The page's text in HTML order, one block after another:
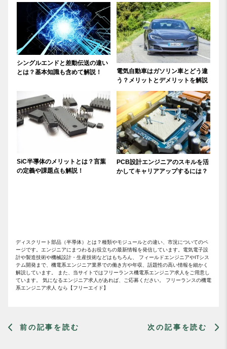
シングルエンドと差動伝送の違い
とは？基本知識も含めて解説！
電気自動車はガソリン車とどう違
う？メリットとデメリットを解説
SiC半導体のメリットとは？言葉
の定義や課題点も解説！
PCB設計エンジニアのスキルを活
かしてキャリアアップするには？
ディスクリート部品（半導体）とは？種類やモジュールとの違い、市況についてのペ
ージです。エンジニアにまつわるお役立ちの最新情報を発信しています。電気電子設
計や製造技術や機械設計・生産技術などはもちろん、 フィールドエンジニアやITシス
テム開発まで、機電系エンジニア業界での働き方や年収、話題性の高い情報を細かく
解説しています。 また、当サイトではフリーランス機電系エンジニア求人をご用意し
ています。 気になるエンジニア求人があれば、ご応募ください。 フリーランスの機電
系エンジニア求人 なら【フリーエイド】
前の記事を読む 次の記事を読む